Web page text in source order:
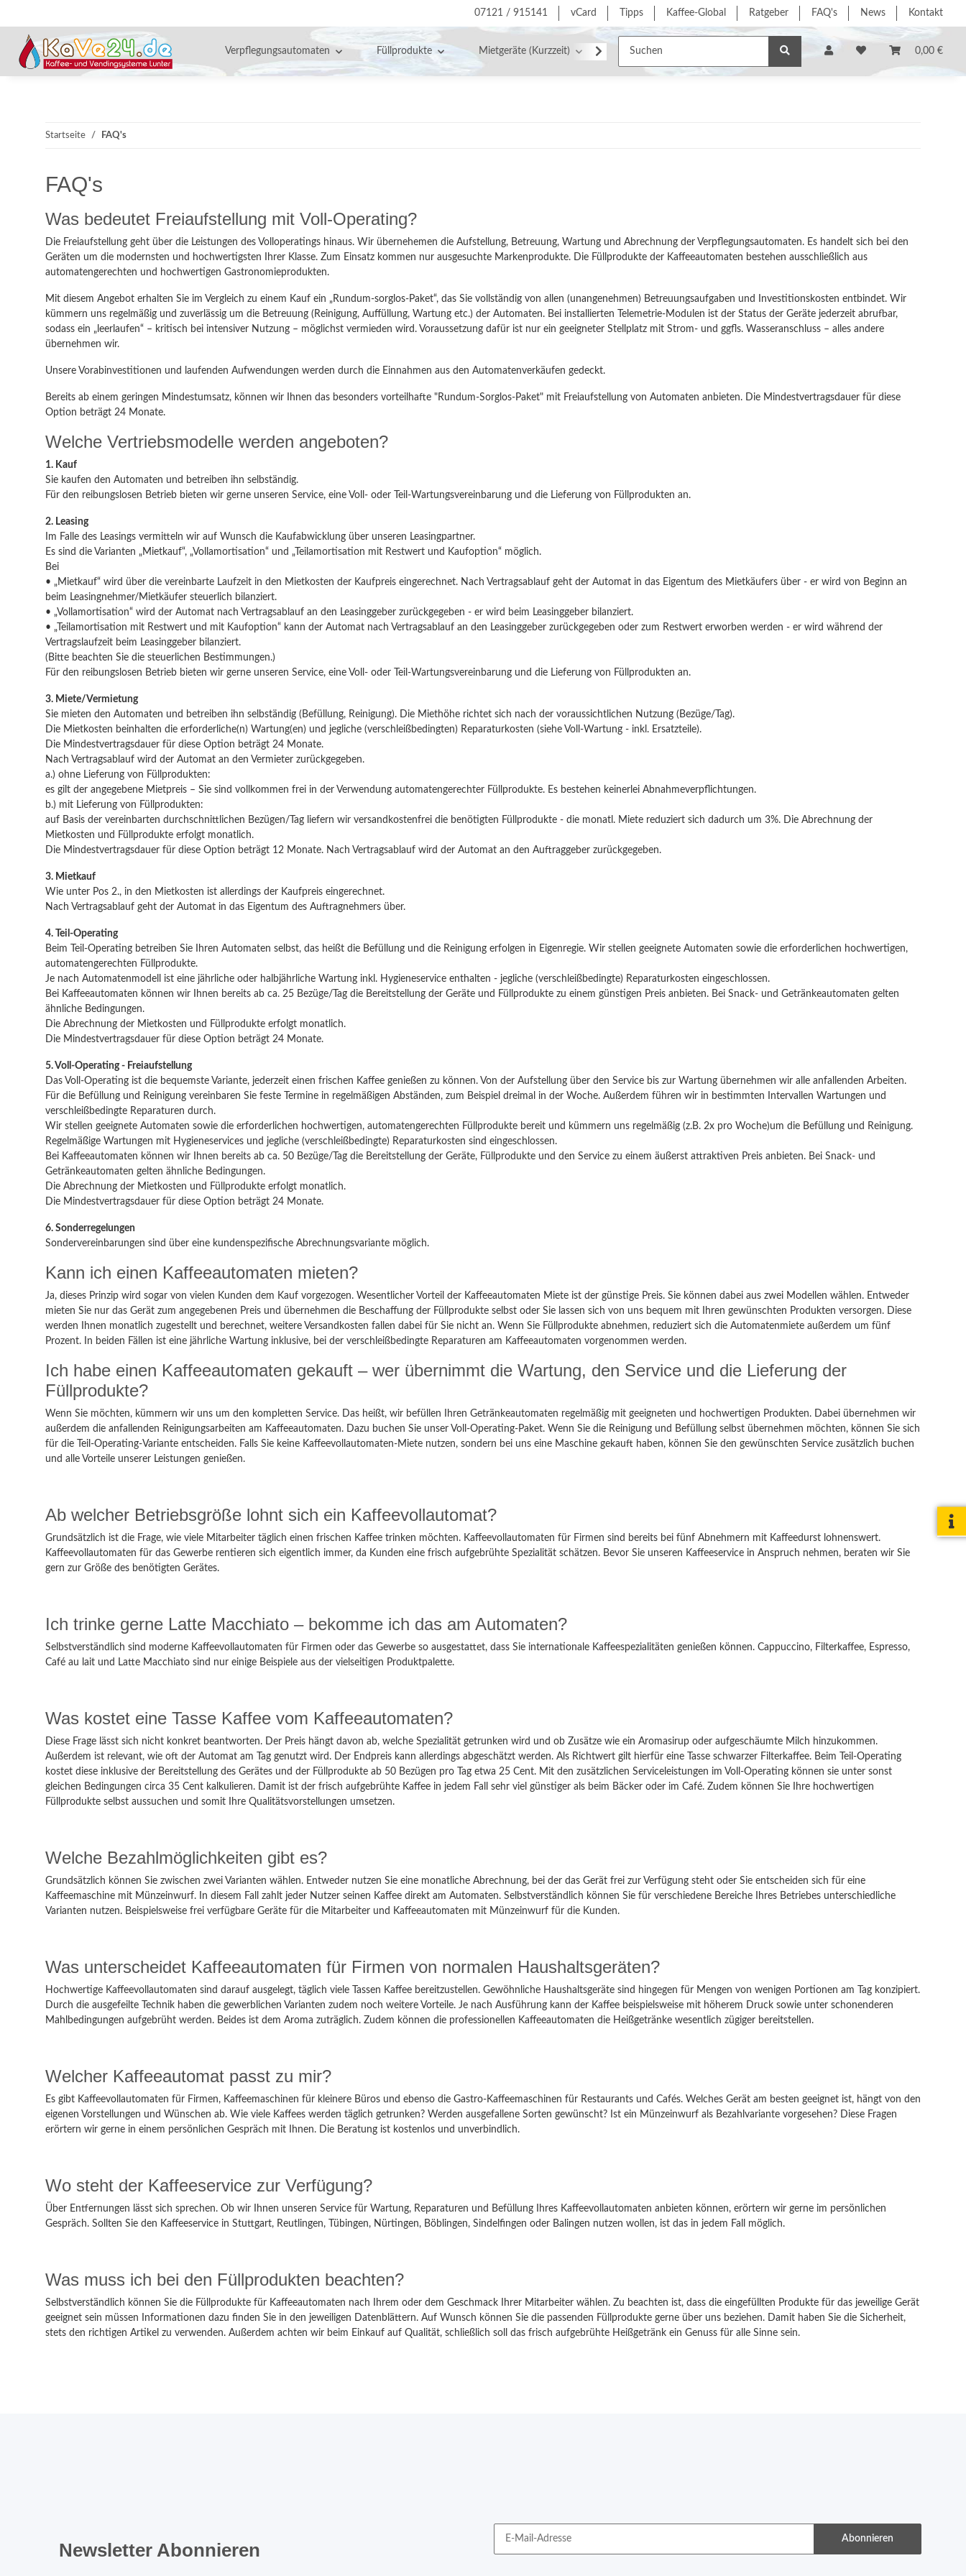
07121 / 915141 vCard Tipps Kaffee-Global Ratgeber FAQ's News Kontakt
0,00 €
Verpflegungsautomaten Füllprodukte Mietgeräte (Kurzzeit) Service/Dienstleistung % Sonderangebote % Hersteller
Startseite FAQ's
FAQ's
Was bedeutet Freiaufstellung mit Voll-Operating?
Die Freiaufstellung geht über die Leistungen des Volloperatings hinaus. Wir übernehemen die Aufstellung, Betreuung, Wartung und Abrechnung der Verpflegungsautomaten. Es handelt sich bei den
Geräten um die modernsten und hochwertigsten Ihrer Klasse. Zum Einsatz kommen nur ausgesuchte Markenprodukte. Die Füllprodukte der Kaffeeautomaten bestehen ausschließlich aus
automatengerechten und hochwertigen Gastronomieprodukten.
Mit diesem Angebot erhalten Sie im Vergleich zu einem Kauf ein „Rundum-sorglos-Paket“, das Sie vollständig von allen (unangenehmen) Betreuungsaufgaben und Investitionskosten entbindet. Wir
kümmern uns regelmäßig und zuverlässig um die Betreuung (Reinigung, Auffüllung, Wartung etc.) der Automaten. Bei installierten Telemetrie-Modulen ist der Status der Geräte jederzeit abrufbar,
sodass ein „leerlaufen“ – kritisch bei intensiver Nutzung – möglichst vermieden wird. Voraussetzung dafür ist nur ein geeigneter Stellplatz mit Strom- und ggfls. Wasseranschluss – alles andere
übernehmen wir.
Unsere Vorabinvestitionen und laufenden Aufwendungen werden durch die Einnahmen aus den Automatenverkäufen gedeckt.
Bereits ab einem geringen Mindestumsatz, können wir Ihnen das besonders vorteilhafte "Rundum-Sorglos-Paket" mit Freiaufstellung von Automaten anbieten. Die Mindestvertragsdauer für diese
Option beträgt 24 Monate.
Welche Vertriebsmodelle werden angeboten?
1. Kauf
Sie kaufen den Automaten und betreiben ihn selbständig.
Für den reibungslosen Betrieb bieten wir gerne unseren Service, eine Voll- oder Teil-Wartungsvereinbarung und die Lieferung von Füllprodukten an.
2. Leasing
Im Falle des Leasings vermitteln wir auf Wunsch die Kaufabwicklung über unseren Leasingpartner.
Es sind die Varianten „Mietkauf“, „Vollamortisation“ und „Teilamortisation mit Restwert und Kaufoption“ möglich.
Bei
• „Mietkauf“ wird über die vereinbarte Laufzeit in den Mietkosten der Kaufpreis eingerechnet. Nach Vertragsablauf geht der Automat in das Eigentum des Mietkäufers über - er wird von Beginn an
beim Leasingnehmer/Mietkäufer steuerlich bilanziert.
• „Vollamortisation“ wird der Automat nach Vertragsablauf an den Leasinggeber zurückgegeben - er wird beim Leasinggeber bilanziert.
• „Teilamortisation mit Restwert und mit Kaufoption“ kann der Automat nach Vertragsablauf an den Leasinggeber zurückgegeben oder zum Restwert erworben werden - er wird während der
Vertragslaufzeit beim Leasinggeber bilanziert.
(Bitte beachten Sie die steuerlichen Bestimmungen.)
Für den reibungslosen Betrieb bieten wir gerne unseren Service, eine Voll- oder Teil-Wartungsvereinbarung und die Lieferung von Füllprodukten an.
3. Miete/Vermietung
Sie mieten den Automaten und betreiben ihn selbständig (Befüllung, Reinigung). Die Miethöhe richtet sich nach der voraussichtlichen Nutzung (Bezüge/Tag).
Die Mietkosten beinhalten die erforderliche(n) Wartung(en) und jegliche (verschleißbedingten) Reparaturkosten (siehe Voll-Wartung - inkl. Ersatzteile).
Die Mindestvertragsdauer für diese Option beträgt 24 Monate.
Nach Vertragsablauf wird der Automat an den Vermieter zurückgegeben.
a.) ohne Lieferung von Füllprodukten:
es gilt der angegebene Mietpreis – Sie sind vollkommen frei in der Verwendung automatengerechter Füllprodukte. Es bestehen keinerlei Abnahmeverpflichtungen.
b.) mit Lieferung von Füllprodukten:
auf Basis der vereinbarten durchschnittlichen Bezügen/Tag liefern wir versandkostenfrei die benötigten Füllprodukte - die monatl. Miete reduziert sich dadurch um 3%. Die Abrechnung der
Mietkosten und Füllprodukte erfolgt monatlich.
Die Mindestvertragsdauer für diese Option beträgt 12 Monate. Nach Vertragsablauf wird der Automat an den Auftraggeber zurückgegeben.
3. Mietkauf
Wie unter Pos 2., in den Mietkosten ist allerdings der Kaufpreis eingerechnet.
Nach Vertragsablauf geht der Automat in das Eigentum des Auftragnehmers über.
4. Teil-Operating
Beim Teil-Operating betreiben Sie Ihren Automaten selbst, das heißt die Befüllung und die Reinigung erfolgen in Eigenregie. Wir stellen geeignete Automaten sowie die erforderlichen hochwertigen,
automatengerechten Füllprodukte.
Je nach Automatenmodell ist eine jährliche oder halbjährliche Wartung inkl. Hygieneservice enthalten - jegliche (verschleißbedingte) Reparaturkosten eingeschlossen.
Bei Kaffeeautomaten können wir Ihnen bereits ab ca. 25 Bezüge/Tag die Bereitstellung der Geräte und Füllprodukte zu einem günstigen Preis anbieten. Bei Snack- und Getränkeautomaten gelten
ähnliche Bedingungen.
Die Abrechnung der Mietkosten und Füllprodukte erfolgt monatlich.
Die Mindestvertragsdauer für diese Option beträgt 24 Monate.
5. Voll-Operating - Freiaufstellung
Das Voll-Operating ist die bequemste Variante, jederzeit einen frischen Kaffee genießen zu können. Von der Aufstellung über den Service bis zur Wartung übernehmen wir alle anfallenden Arbeiten.
Für die Befüllung und Reinigung vereinbaren Sie feste Termine in regelmäßigen Abständen, zum Beispiel dreimal in der Woche. Außerdem führen wir in bestimmten Intervallen Wartungen und
verschleißbedingte Reparaturen durch.
Wir stellen geeignete Automaten sowie die erforderlichen hochwertigen, automatengerechten Füllprodukte bereit und kümmern uns regelmäßig (z.B. 2x pro Woche)um die Befüllung und Reinigung.
Regelmäßige Wartungen mit Hygieneservices und jegliche (verschleißbedingte) Reparaturkosten sind eingeschlossen.
Bei Kaffeeautomaten können wir Ihnen bereits ab ca. 50 Bezüge/Tag die Bereitstellung der Geräte, Füllprodukte und den Service zu einem äußerst attraktiven Preis anbieten. Bei Snack- und
Getränkeautomaten gelten ähnliche Bedingungen.
Die Abrechnung der Mietkosten und Füllprodukte erfolgt monatlich.
Die Mindestvertragsdauer für diese Option beträgt 24 Monate.
6. Sonderregelungen
Sondervereinbarungen sind über eine kundenspezifische Abrechnungsvariante möglich.
Kann ich einen Kaffeeautomaten mieten?
Ja, dieses Prinzip wird sogar von vielen Kunden dem Kauf vorgezogen. Wesentlicher Vorteil der Kaffeeautomaten Miete ist der günstige Preis. Sie können dabei aus zwei Modellen wählen. Entweder
mieten Sie nur das Gerät zum angegebenen Preis und übernehmen die Beschaffung der Füllprodukte selbst oder Sie lassen sich von uns bequem mit Ihren gewünschten Produkten versorgen. Diese
werden Ihnen monatlich zugestellt und berechnet, weitere Versandkosten fallen dabei für Sie nicht an. Wenn Sie Füllprodukte abnehmen, reduziert sich die Automatenmiete außerdem um fünf
Prozent. In beiden Fällen ist eine jährliche Wartung inklusive, bei der verschleißbedingte Reparaturen am Kaffeeautomaten vorgenommen werden.
Ich habe einen Kaffeeautomaten gekauft – wer übernimmt die Wartung, den Service und die Lieferung der
Füllprodukte?
Wenn Sie möchten, kümmern wir uns um den kompletten Service. Das heißt, wir befüllen Ihren Getränkeautomaten regelmäßig mit geeigneten und hochwertigen Produkten. Dabei übernehmen wir
außerdem die anfallenden Reinigungsarbeiten am Kaffeeautomaten. Dazu buchen Sie unser Voll-Operating-Paket. Wenn Sie die Reinigung und Befüllung selbst übernehmen möchten, können Sie sich
für die Teil-Operating-Variante entscheiden. Falls Sie keine Kaffeevollautomaten-Miete nutzen, sondern bei uns eine Maschine gekauft haben, können Sie den gewünschten Service zusätzlich buchen
und alle Vorteile unserer Leistungen genießen.
Ab welcher Betriebsgröße lohnt sich ein Kaffeevollautomat?
Grundsätzlich ist die Frage, wie viele Mitarbeiter täglich einen frischen Kaffee trinken möchten. Kaffeevollautomaten für Firmen sind bereits bei fünf Abnehmern mit Kaffeedurst lohnenswert.
Kaffeevollautomaten für das Gewerbe rentieren sich eigentlich immer, da Kunden eine frisch aufgebrühte Spezialität schätzen. Bevor Sie unseren Kaffeeservice in Anspruch nehmen, beraten wir Sie
gern zur Größe des benötigten Gerätes.
Ich trinke gerne Latte Macchiato – bekomme ich das am Automaten?
Selbstverständlich sind moderne Kaffeevollautomaten für Firmen oder das Gewerbe so ausgestattet, dass Sie internationale Kaffeespezialitäten genießen können. Cappuccino, Filterkaffee, Espresso,
Café au lait und Latte Macchiato sind nur einige Beispiele aus der vielseitigen Produktpalette.
Was kostet eine Tasse Kaffee vom Kaffeeautomaten?
Diese Frage lässt sich nicht konkret beantworten. Der Preis hängt davon ab, welche Spezialität getrunken wird und ob Zusätze wie ein Aromasirup oder aufgeschäumte Milch hinzukommen.
Außerdem ist relevant, wie oft der Automat am Tag genutzt wird. Der Endpreis kann allerdings abgeschätzt werden. Als Richtwert gilt hierfür eine Tasse schwarzer Filterkaffee. Beim Teil-Operating
kostet diese inklusive der Bereitstellung des Gerätes und der Füllprodukte ab 50 Bezügen pro Tag etwa 25 Cent. Mit den zusätzlichen Serviceleistungen im Voll-Operating können sie unter sonst
gleichen Bedingungen circa 35 Cent kalkulieren. Damit ist der frisch aufgebrühte Kaffee in jedem Fall sehr viel günstiger als beim Bäcker oder im Café. Zudem können Sie Ihre hochwertigen
Füllprodukte selbst aussuchen und somit Ihre Qualitätsvorstellungen umsetzen.
Welche Bezahlmöglichkeiten gibt es?
Grundsätzlich können Sie zwischen zwei Varianten wählen. Entweder nutzen Sie eine monatliche Abrechnung, bei der das Gerät frei zur Verfügung steht oder Sie entscheiden sich für eine
Kaffeemaschine mit Münzeinwurf. In diesem Fall zahlt jeder Nutzer seinen Kaffee direkt am Automaten. Selbstverständlich können Sie für verschiedene Bereiche Ihres Betriebes unterschiedliche
Varianten nutzen. Beispielsweise frei verfügbare Geräte für die Mitarbeiter und Kaffeeautomaten mit Münzeinwurf für die Kunden.
Was unterscheidet Kaffeeautomaten für Firmen von normalen Haushaltsgeräten?
Hochwertige Kaffeevollautomaten sind darauf ausgelegt, täglich viele Tassen Kaffee bereitzustellen. Gewöhnliche Haushaltsgeräte sind hingegen für Mengen von wenigen Portionen am Tag konzipiert.
Durch die ausgefeilte Technik haben die gewerblichen Varianten zudem noch weitere Vorteile. Je nach Ausführung kann der Kaffee beispielsweise mit höherem Druck sowie unter schonenderen
Mahlbedingungen aufgebrüht werden. Beides ist dem Aroma zuträglich. Zudem können die professionellen Kaffeeautomaten die Heißgetränke wesentlich zügiger bereitstellen.
Welcher Kaffeeautomat passt zu mir?
Es gibt Kaffeevollautomaten für Firmen, Kaffeemaschinen für kleinere Büros und ebenso die Gastro-Kaffeemaschinen für Restaurants und Cafés. Welches Gerät am besten geeignet ist, hängt von den
eigenen Vorstellungen und Wünschen ab. Wie viele Kaffees werden täglich getrunken? Werden ausgefallene Sorten gewünscht? Ist ein Münzeinwurf als Bezahlvariante vorgesehen? Diese Fragen
erörtern wir gerne in einem persönlichen Gespräch mit Ihnen. Die Beratung ist kostenlos und unverbindlich.
Wo steht der Kaffeeservice zur Verfügung?
Über Entfernungen lässt sich sprechen. Ob wir Ihnen unseren Service für Wartung, Reparaturen und Befüllung Ihres Kaffeevollautomaten anbieten können, erörtern wir gerne im persönlichen
Gespräch. Sollten Sie den Kaffeeservice in Stuttgart, Reutlingen, Tübingen, Nürtingen, Böblingen, Sindelfingen oder Balingen nutzen wollen, ist das in jedem Fall möglich.
Was muss ich bei den Füllprodukten beachten?
Selbstverständlich können Sie die Füllprodukte für Kaffeeautomaten nach Ihrem oder dem Geschmack Ihrer Mitarbeiter wählen. Zu beachten ist, dass die eingefüllten Produkte für das jeweilige Gerät
geeignet sein müssen Informationen dazu finden Sie in den jeweiligen Datenblättern. Auf Wunsch können Sie die passenden Füllprodukte gerne über uns beziehen. Damit haben Sie die Sicherheit,
stets den richtigen Artikel zu verwenden. Außerdem achten wir beim Einkauf auf Qualität, schließlich soll das frisch aufgebrühte Heißgetränk ein Genuss für alle Sinne sein.
Newsletter Abonnieren
Abonnieren